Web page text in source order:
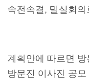
속전속결, 밀실회
계획안에 따르면 방
방문진 이사진 공